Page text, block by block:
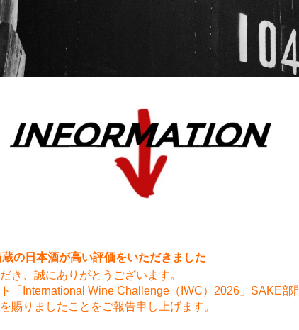
の日本酒が高い評価をいただきました
き、誠にありがとうございます。
「International Wine Challenge（IWC）2026」SAKE部
賜りましたことをご報告申し上げます。